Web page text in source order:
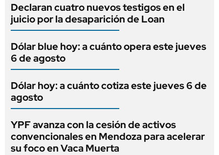
Declaran cuatro nuevos testigos en el
juicio por la desaparición de Loan
Dólar blue hoy: a cuánto opera este jueves
6 de agosto
Dólar hoy: a cuánto cotiza este jueves 6 de
agosto
YPF avanza con la cesión de activos
convencionales en Mendoza para acelerar
su foco en Vaca Muerta